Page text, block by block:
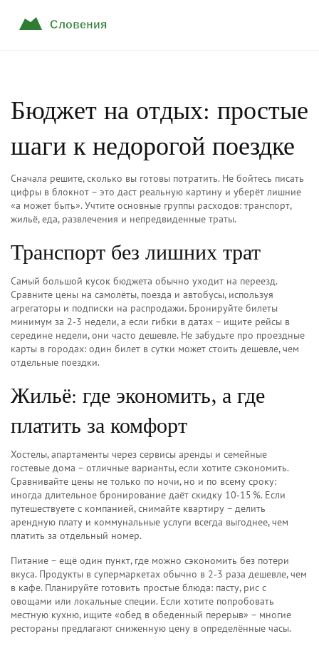
Бюджет на отдых: простые
шаги к недорогой поездке
Сначала решите, сколько вы готовы потратить. Не бойтесь писать
цифры в блокнот – это даст реальную картину и уберёт лишние
«а может быть». Учтите основные группы расходов: транспорт,
жильё, еда, развлечения и непредвиденные траты.
Транспорт без лишних трат
Самый большой кусок бюджета обычно уходит на переезд.
Сравните цены на самолёты, поезда и автобусы, используя
агрегаторы и подписки на распродажи. Бронируйте билеты
минимум за 2‑3 недели, а если гибки в датах – ищите рейсы в
середине недели, они часто дешевле. Не забудьте про проездные
карты в городах: один билет в сутки может стоить дешевле, чем
отдельные поездки.
Жильё: где экономить, а где
платить за комфорт
Хостелы, апартаменты через сервисы аренды и семейные
гостевые дома – отличные варианты, если хотите сэкономить.
Сравнивайте цены не только по ночи, но и по всему сроку:
иногда длительное бронирование даёт скидку 10‑15 %. Если
путешествуете с компанией, снимайте квартиру – делить
арендную плату и коммунальные услуги всегда выгоднее, чем
платить за отдельный номер.
Питание – ещё один пункт, где можно сэкономить без потери
вкуса. Продукты в супермаркетах обычно в 2‑3 раза дешевле, чем
в кафе. Планируйте готовить простые блюда: пасту, рис с
овощами или локальные специи. Если хотите попробовать
местную кухню, ищите «обед в обеденный перерыв» – многие
рестораны предлагают сниженную цену в определённые часы.